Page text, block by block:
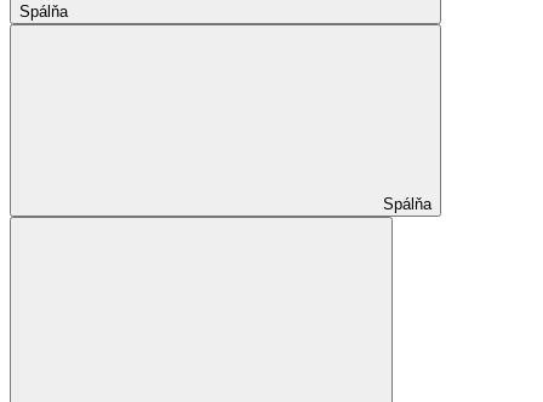
Spálňa
Spálňa